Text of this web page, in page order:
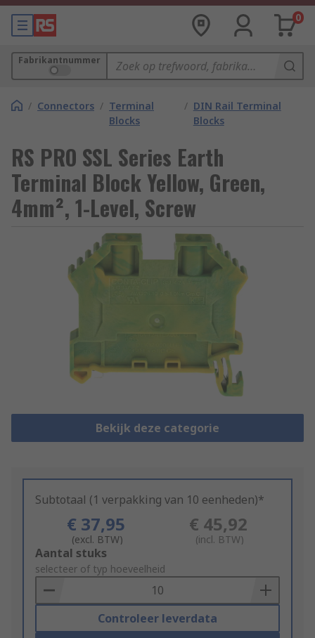
0
Fabrikantnummer
/ Connectors / Terminal
Blocks
/ DIN Rail Terminal
Blocks
RS PRO SSL Series Earth
Terminal Block Yellow, Green,
4mm², 1-Level, Screw
Bekijk deze categorie
Subtotaal (1 verpakking van 10 eenheden)*
€ 37,95
(excl. BTW)
€ 45,92
(incl. BTW)
Add
to
Basket
Aantal stuks
selecteer of typ hoeveelheid
Controleer leverdata